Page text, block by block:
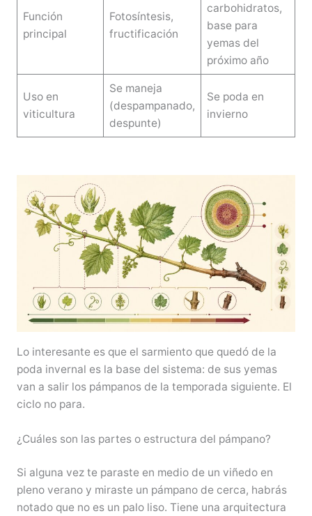
Función
principal
Fotosíntesis,
fructificación
carbohidratos,
base para
yemas del
próximo año
Uso en
viticultura
Se maneja
(despampanado,
despunte)
Se poda en
invierno
Lo interesante es que el sarmiento que quedó de la
poda invernal es la base del sistema: de sus yemas
van a salir los pámpanos de la temporada siguiente. El
ciclo no para.
¿Cuáles son las partes o estructura del pámpano?
Si alguna vez te paraste en medio de un viñedo en
pleno verano y miraste un pámpano de cerca, habrás
notado que no es un palo liso. Tiene una arquitectura